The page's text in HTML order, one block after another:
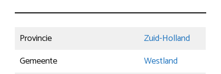
Provincie
Zuid-Holland
Gemeente
Westland